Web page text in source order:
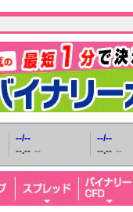
--/--
--.-- --
--/--
--.-- --